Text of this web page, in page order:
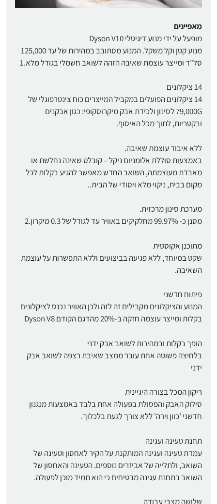
מאפיינים
מופעל על ידי מנוע דיגיטלי Dyson V10
מנוע קטן וקל משקל. המנוע מסתובב במהירות של עד 125,000
סל"ד ומייצר עוצמת שאיבה הזהה לשואב חשמלי בגודל מלא.1
14 ציקלונים
14 ציקלונים הפועלים במקביל המייצרים כוח צינטרפוגלי של
79,000G לסינון ולכידת אבק מיקרוסקופי: כגון אבקנים
ובקטריות, לתוך מכל האיסוף.
ללא איבוד עוצמת שאיבה.
באמצעות סוללת אלומניום ניקל – קובלט שאינה נחלשת או
מאבדת מעוצמתה, השואב החדש מאפשר להגיע בקלות לכל
מקום בבית, ניקוי מלא ויסודי של הבית..
מערכת סינון מרכזית.
מסנן כ- 99.97% מחלקיקים באוויר עד לגודל של 0.3 מיקרון.2
מתוכנן אקוסטית
שקט במיוחד, ללא פגיעה בביצועים וללא התפשרות על עוצמת
השאיבה.
פיתוח חדשני
המנוע והציקלונים מקבילים זה לזה ולכן האוויר נכנס לציקלונים
בקלות ומייצר עוצמה חזקה ב-20% מהדגם הקודם Dyson V8
הופך בקלות ובמהירות לשואב אבק ידני
בלחיצה פשוטה אחת עובר ממצב שאיבת רצפה לשואב אבק
ידני
ריקון המכל בצורה היגיינית
סילוק האבק והפסולת בפעולה אחת בלבד באמצעות מנגנון
חדשני 'כוון וירה' ללא צורך לגעת בלכלוך.
תחנת טעינה ועגינה
עמדת טעינה ועגינה המותקנת על הקיר לאחסון וטעינה של
השואב, ולתלייה של אביזרים נוספים. הטעינה והאחסון של
השואב בתחנת עגינה מבטיחים כי הוא תמיד מוכן לפעולה.
שלושה מצבי עבודה